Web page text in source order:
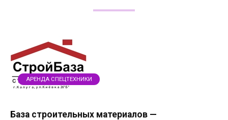
АРЕНДА СПЕЦТЕХНИКИ
База строительных материалов —